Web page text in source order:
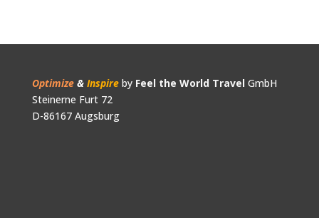
Optimize& Inspire by Feel the World Travel GmbH
Steinerne Furt 72
D-86167 Augsburg